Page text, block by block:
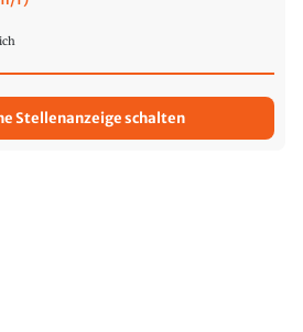
Stellenanzeige schalten